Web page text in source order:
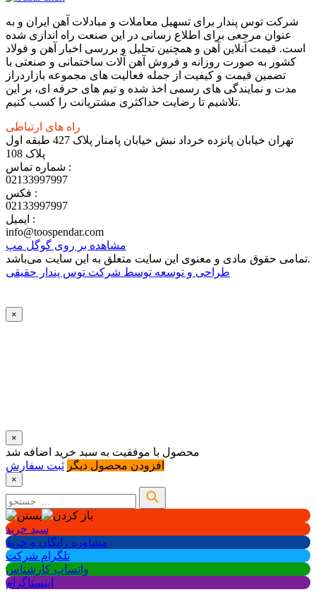
شرکت توس پندار برای تسهیل معاملات و مبادلات آهن ایران و به
عنوان مرجعی برای اطلاع رسانی در این صنعت راه اندازی شده
است. قیمت آنلاین آهن و همچنین تحلیل و بررسی اخبار آهن و فولاد
کشور به صورت روزانه و فروش آهن آلات ساختمانی و صنعتی با
تضمین قیمت و کیفیت از جمله فعالیت های مجموعه بازاردراز
مدت و نمایندگی های رسمی اخذ شده و تیم های حرفه ای، بر این
تلاشیم تا رضایت حداکثری مشتریانت را کسب کنیم.
راه های ارتباطی
تهران خیابان پانزده خرداد نبش خیابان پامنار پلاک 427 طبقه اول
پلاک 108
شماره تماس :
02133997997
فکس :
02133997997
ایمیل :
info@toospendar.com
مشاهده بر روی گوگل مپ
تمامی حقوق مادی و معنوی این سایت متعلق به این سایت می‌باشد.
طراحی و توسعه توسط‌ شرکت توس پندار حقیقی
×
×
محصول با موفقیت به سبد خرید اضافه شد
افزودن محصول دیگر ثبت سفارش
×
سبد خرید
مشاوره رایگان و خرید
تلگرام شرکت
واتساپ کارشناس
اینستاگرام